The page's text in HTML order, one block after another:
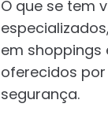
O que se tem
em shoppings
oferecidos
segurança.